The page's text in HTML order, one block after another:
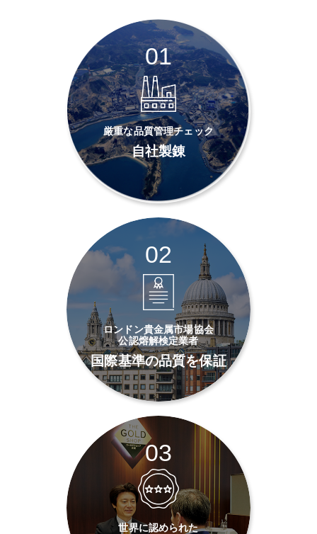
01
厳重な品質管理チェック
自社製錬
02
ロンドン貴金属市場協会
公認熔解検定業者
国際基準の品質を保証
03
世界に認められた